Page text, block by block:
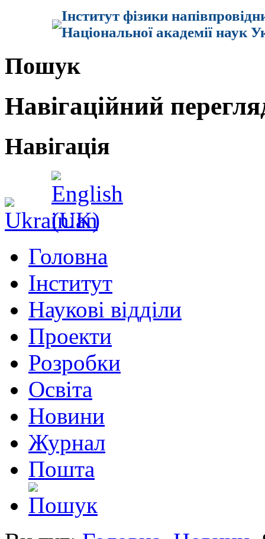
Інститут фізики
Національної академії наук
Пошук
Навігаційний
Навігація
Головна
Інститут
Наукові відділи
Проекти
Розробки
Освіта
Новини
Журнал
Пошта